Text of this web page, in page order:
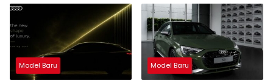
Model Baru Model Baru